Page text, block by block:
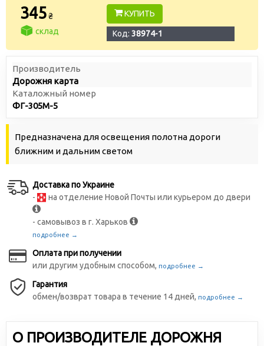
345₴
склад
КУПИТЬ
Код: 38974-1
Производитель
Дорожня карта
Каталожный номер
ФГ-305М-5
Предназначена для освещения полотна дороги
ближним и дальним светом
Доставка по Украине
-
на отделение Новой Почты или курьером до двери
- самовывоз в г. Харьков
подробнее →
Оплата при получении
или другим удобным способом, подробнее →
Гарантия
обмен/возврат товара в течение 14 дней, подробнее →
О ПРОИЗВОДИТЕЛЕ ДОРОЖНЯ